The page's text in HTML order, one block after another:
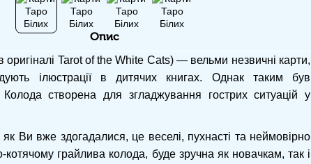
Опис
оригіналі Tarot of the White Cats) — вельми незвичні карти,
ілюстрації в дитячих книгах. Однак таким був
створена для згладжування гострих ситуацій у
Ви вже здогадалися, це веселі, пухнасті та неймовірно
котячому грайлива колода, буде зручна як новачкам, так і